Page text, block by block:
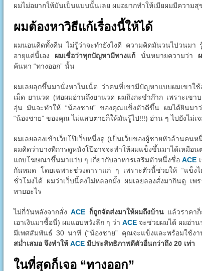
ผมไม่อยากให้มันเป็นแบบนั้นเลย ผมอยากทำให้เมียผมมีความสุ
ผมต้องหาวิธีแก้เรื่องนี้ให้ได้
ผมนอนคิดทั้งคืน ไม่รู้ว่าจะทำยังไงดี ความคิดมันวนไปวนมา
อายุแค่นี้เอง ผมเชื่อว่าทุกปัญหามีทางแก้ นั่นหมายความว่า
ค้นหา “ทางออก” นั้น
ผมเลยลุกขึ้นมานั่งหาในเน็ต ว่าคนที่เขามีปัญหาแบบผมเขาใ
เม็ด ยานวด (พอผมอ่านถึงยานวด ผมถึงกะขำก๊าก เพราะเข
อุ่น มันจะทำให้ “น้องชาย” ของคุณแข็งตัวดีขึ้น ผมได้ยินมาว่
“น้องชาย” ของคุณ ไม่แสบตายก็ให้มันรู้ไป!!!) อ่าน ๆ ไปยังไม่เ
ผมเลยลองเข้าเว็บโป๊เว็บหนึ่งดู (เป็นเว็บของผู้ชายหัวล้านคน
ผมคิดว่าบางทีการดูหนังโป๊อาจจะทำให้ผมแข็งขึ้นมาได้เห
แถบโฆษณาขึ้นมาแว่บ ๆ เกี่ยวกับอาหารเสริมตัวหนึ่งชื่อACE
กันหมด โดยเฉพาะช่วงดาราแก่ ๆ เพราะตัวนี้ช่วยให้ “แข็ง
ชั่วโมงได้ ผมว่าเว็บนี้คงไม่หลอกมั้ง ผมเลยลองสั่งมากินดู เพ
หายอะไร
ไม่กี่วันหลังจากสั่งACE ก็ถูกจัดส่งมาให้ผมถึงบ้าน แล้วราคา
เอาเงินมาซื้อนี่) ผมแอบหวังลึก ๆ ว่า ACEจะช่วยผมได้ ผมอ่าน
มีเพศสัมพันธ์ 30 นาที (“น้องชาย” คุณจะแข็งและพร้อมใช้งา
สม่ำเสมอ จึงทำให้ ACEมีประสิทธิภาพดีตัวอื่นกว่าถึง 20 เท่า
ในที่สุดก็เจอ “ทางออก”